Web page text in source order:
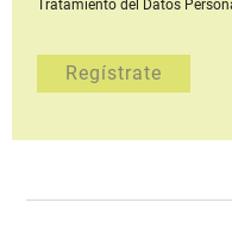
Tratamiento del Datos